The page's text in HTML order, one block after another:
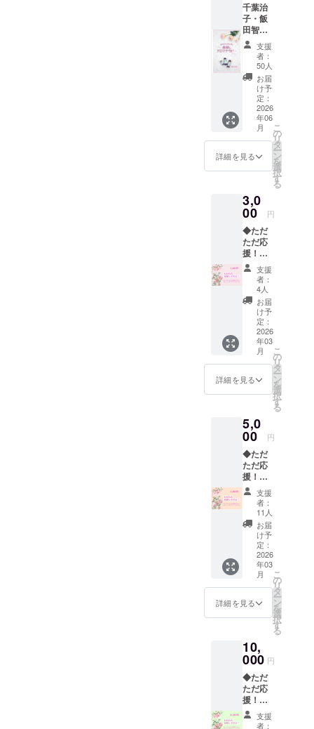
千葉治
子・飯
田智子
共著の
「乳が
んの人
と心と
体に素
敵にア
ロマテ
ピー」
書籍1冊
をお届
けしま
す。 看
アロマ
インス
トラク
ター、
乳がん
体験者
の二人
が、人
生をか
けて書
きあげ
た一
冊。 治
療中の
不快な
症状
や、沈
をサ
ポート
するア
ロマテ
ラピー
とハー
ブのレ
シピも
満載で
す。 乳
がんを
経験し
た人だ
からこ
その、
リアル
で実践
書籍で
す。
支援
者：
50人
お届
け予
定：
2026
年06
月
詳細を見る
こ
の
リ
タ
ー
ン
を
選
択
す
る
3,0
00 円
◆ただ
ただ応
援！プ
ラン
3,000円
ロジェ
クトを
ただた
だ応援
した
い！と
いう個
人の方
に。 こ
ちらの
はリ
ターン
費用が
かから
ないた
め、 手
数料を
引いた
額を出
版・
フェス
の活用
をさせ
ていた
だきま
す。 お
礼の
りいた
しま
す。 ま
た
Ruban
Roseの
ホーム
ページ
支援
者：
4人
お届
け予
定：
2026
年03
月
詳細を見る
こ
の
リ
タ
ー
ン
を
選
択
す
る
5,0
00 円
◆ただ
ただ応
援！プ
ラン
5,000円
ロジェ
クトを
ただた
だ応援
した
い！と
いう個
人の方
に。 こ
ちらの
はリ
ターン
費用が
かから
ないた
め、 手
数料を
引いた
支援
者：
11人
お届
け予
定：
2026
年03
月
詳細を見る
こ
の
リ
タ
ー
ン
を
選
択
す
る
10,
000 円
◆ただ
ただ応
援！プ
ラン
10,000
支援
者：